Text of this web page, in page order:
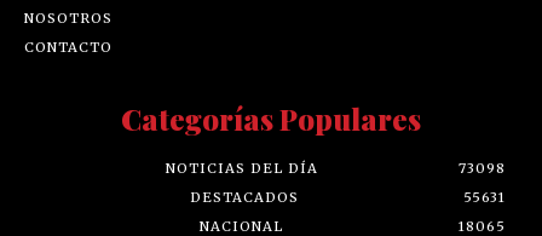
NOSOTROS
CONTACTO
Categorías Populares
NOTICIAS DEL DÍA
73098
DESTACADOS
55631
NACIONAL
18065